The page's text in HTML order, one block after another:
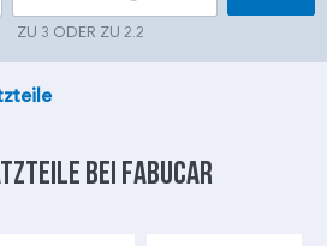
ZU 3 ODER ZU 2.2
bei FabuCar